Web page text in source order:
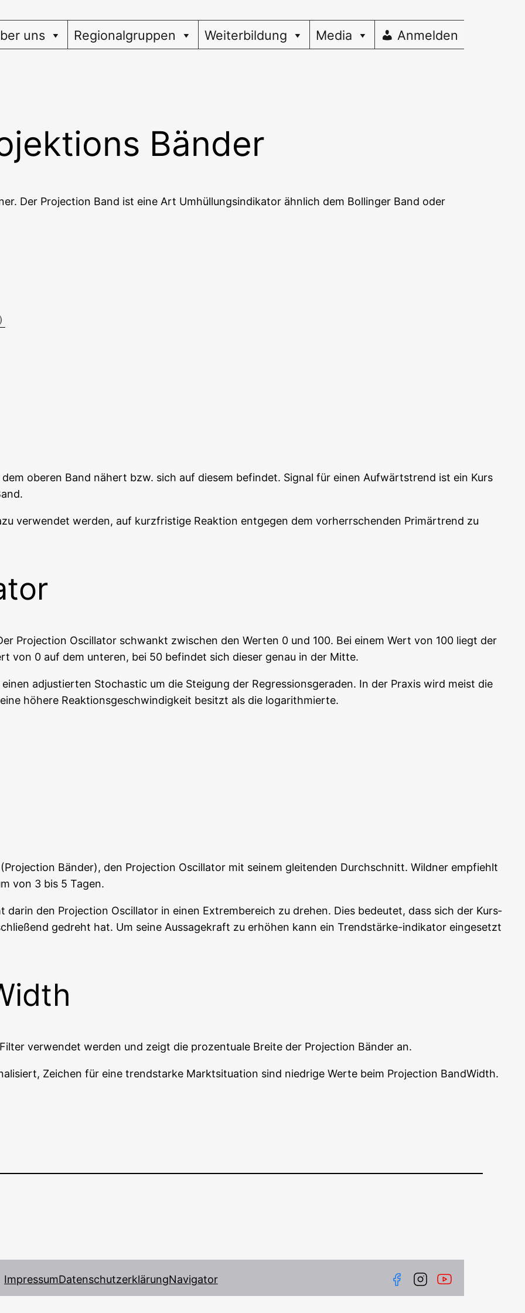
uns Regionalgruppen Weiterbildung Media Anmelden
Bänder
Der Pro­jec­tion Band ist eine Art Umhül­lungs­in­di­ka­tor ähn­lich dem Bol­lin­ger Band oder
)
i
obe­ren Band nähert bzw. sich auf die­sem befin­det. Signal für einen Auf­wärts­trend ist ein Kurs
ver­wen­det wer­den, auf kurz­fris­ti­ge Reak­ti­on ent­ge­gen dem vor­herr­schen­den Pri­mär­trend zu
Pro­jec­tion Oscil­la­tor schwankt zwi­schen den Wer­ten 0 und 100. Bei einem Wert von 100 liegt der
von 0 auf dem unte­ren, bei 50 befin­det sich die­ser genau in der Mitte.
adjus­tier­ten Sto­cha­stic um die Stei­gung der Regres­si­ons­ge­ra­den. In der Pra­xis wird meist die
höhe­re Reak­ti­ons­ge­schwin­dig­keit besitzt als die logarithmierte.
Bän­der), den Pro­jec­tion Oscil­la­tor mit sei­nem glei­ten­den Durch­schnitt. Wild­ner emp­fiehlt
von 3 bis 5 Tagen.
dar­in den Pro­jec­tion Oscil­la­tor in einen Extrem­be­reich zu dre­hen. Dies bedeu­tet, dass sich der Kurs­
gedreht hat. Um sei­ne Aus­sa­ge­kraft zu erhö­hen kann ein Trend­stär­ke-indi­ka­tor ein­ge­setzt
ver­wen­det wer­den und zeigt die pro­zen­tua­le Brei­te der Pro­jec­tion Bän­der an.
Zei­chen für eine trend­star­ke Markt­si­tua­ti­on sind nied­ri­ge Wer­te beim Pro­jec­tion BandWidth.
ImpressumDatenschutzerklärungNavigator